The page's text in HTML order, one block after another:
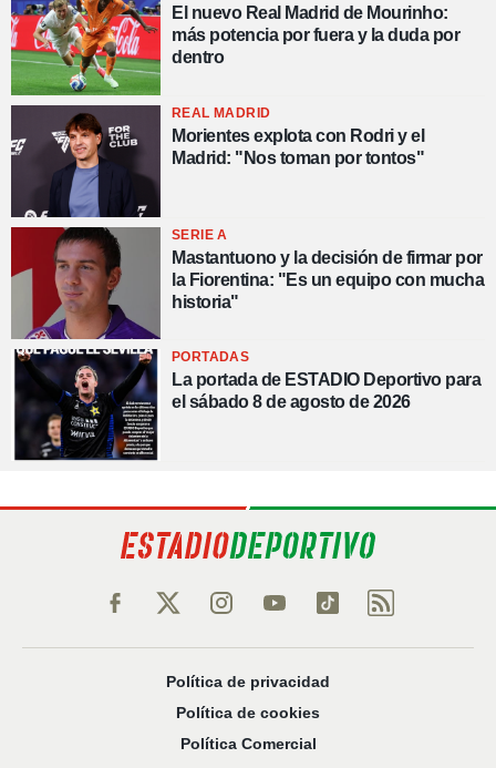
El nuevo Real Madrid de Mourinho:
más potencia por fuera y la duda por
dentro
REAL MADRID
Morientes explota con Rodri y el
Madrid: "Nos toman por tontos"
SERIE A
Mastantuono y la decisión de firmar por
la Fiorentina: "Es un equipo con mucha
historia"
PORTADAS
La portada de ESTADIO Deportivo para
el sábado 8 de agosto de 2026
Política de privacidad
Política de cookies
Política Comercial